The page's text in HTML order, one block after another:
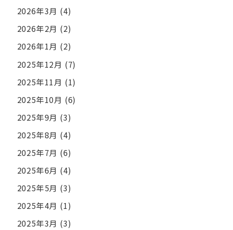
2026年3月 (4)
2026年2月 (2)
2026年1月 (2)
2025年12月 (7)
2025年11月 (1)
2025年10月 (6)
2025年9月 (3)
2025年8月 (4)
2025年7月 (6)
2025年6月 (4)
2025年5月 (3)
2025年4月 (1)
2025年3月 (3)